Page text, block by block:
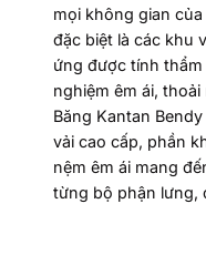
mọi không gian
đặc biệt là các khu
ứng được tính
nghiệm êm ái,
Băng Kantan
vải cao cấp, phần
nệm êm ái mang
từng bộ phận lưng,